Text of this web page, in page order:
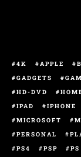
4K APPLE
GADGETS
HD-DVD
IPAD
IPHONE
MICROSOFT
PERSONAL
PS4
PSP